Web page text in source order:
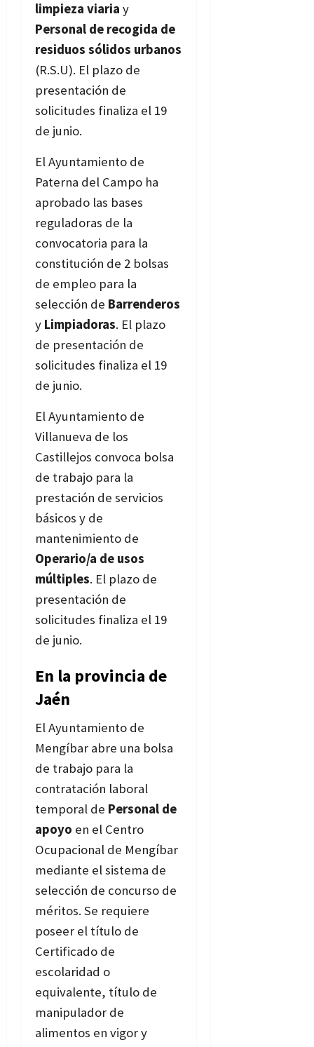
limpieza viaria y
Personal de recogida de
residuos sólidos urbanos
(R.S.U). El plazo de
presentación de
solicitudes finaliza el 19
de junio.
El Ayuntamiento de
Paterna del Campo ha
aprobado las bases
reguladoras de la
convocatoria para la
constitución de 2 bolsas
de empleo para la
selección de Barrenderos
y Limpiadoras. El plazo
de presentación de
solicitudes finaliza el 19
de junio.
El Ayuntamiento de
Villanueva de los
Castillejos convoca bolsa
de trabajo para la
prestación de servicios
básicos y de
mantenimiento de
Operario/a de usos
múltiples. El plazo de
presentación de
solicitudes finaliza el 19
de junio.
En la provincia de
Jaén
El Ayuntamiento de
Mengíbar abre una bolsa
de trabajo para la
contratación laboral
temporal de Personal de
apoyo en el Centro
Ocupacional de Mengíbar
mediante el sistema de
selección de concurso de
méritos. Se requiere
poseer el título de
Certificado de
escolaridad o
equivalente, título de
manipulador de
alimentos en vigor y